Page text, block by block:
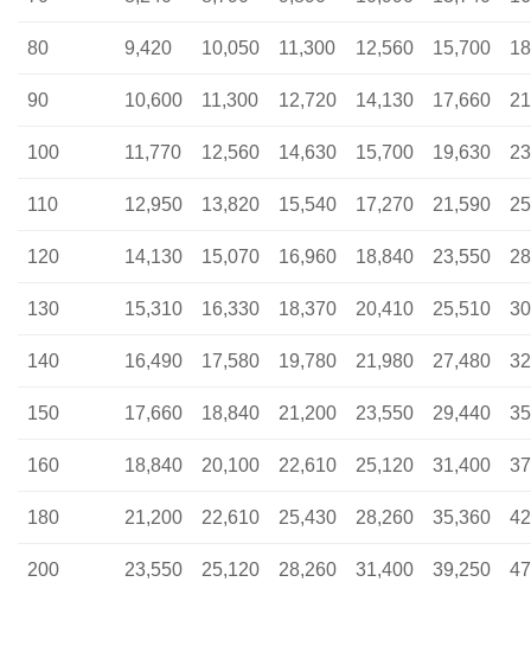
80 9,420 10,050 11,300 12,560 15,700
90 10,600 11,300 12,720 14,130 17,660
100 11,770 12,560 14,630 15,700 19,630
110 12,950 13,820 15,540 17,270 21,590
120 14,130 15,070 16,960 18,840 23,550
130 15,310 16,330 18,370 20,410 25,510
140 16,490 17,580 19,780 21,980 27,480
150 17,660 18,840 21,200 23,550 29,440
160 18,840 20,100 22,610 25,120 31,400
180 21,200 22,610 25,430 28,260 35,360
200 23,550 25,120 28,260 31,400 39,250